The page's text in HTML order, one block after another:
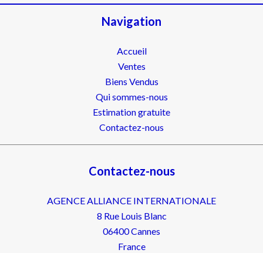
Navigation
Accueil
Ventes
Biens Vendus
Qui sommes-nous
Estimation gratuite
Contactez-nous
Contactez-nous
AGENCE ALLIANCE INTERNATIONALE
8 Rue Louis Blanc
06400Cannes
France